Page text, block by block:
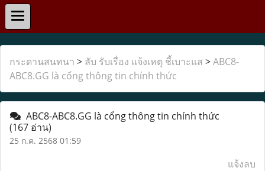
กระดานสนทนา > ลับ รับเรื่อง แจ้งเหตุ ชี้เบาะแส >ABC8-
ABC8.GG là cổng thông tin chính thức
ABC8-ABC8.GG là cổng thông tin chính thức
(167 อ่าน)
25 ก.ค. 2568 01:59
แจ้งลบ